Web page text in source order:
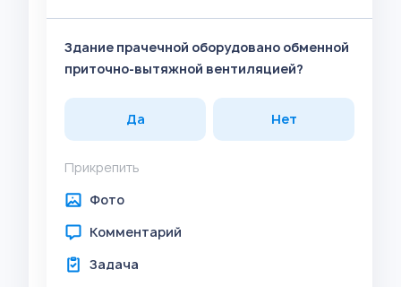
Здание прачечной оборудовано обменной
приточно-вытяжной вентиляцией?
Да Нет
Прикрепить
Фото
Комментарий
Задача